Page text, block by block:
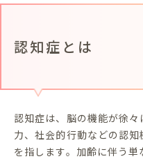
認知症とは
認知症は、脳の機能が徐
力、社会的行動などの認
を指します。加齢に伴う